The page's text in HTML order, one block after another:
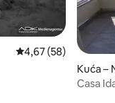
Prosječna ocjena:
4,67 (58)
Kuća –
Casa